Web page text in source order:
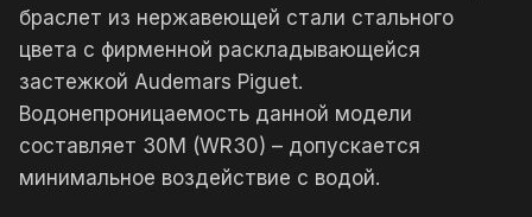
браслет из нержавеющей стали стального
цвета с фирменной раскладывающейся
застежкой Audemars Piguet.
Водонепроницаемость данной модели
составляет 30М (WR30) – допускается
минимальное воздействие с водой.